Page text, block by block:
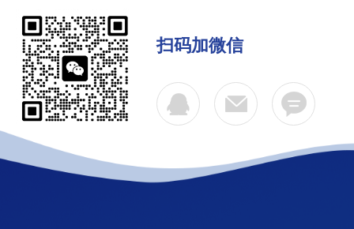
扫码加微信